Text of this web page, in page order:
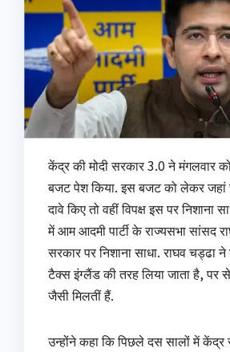
केंद्र की मोदी सरकार 3.0 ने मंगलवार
बजट पेश किया. इस बजट को लेकर
दावे किए तो वहीं विपक्ष इस पर निशाना
में आम आदमी पार्टी के राज्यसभा सांसद
सरकार पर निशाना साधा. राघव चड्ढा
टैक्स इंग्लैंड की तरह लिया जाता है, पर
जैसी मिलतीं हैं.
उन्होंने कहा कि पिछले दस सालों में